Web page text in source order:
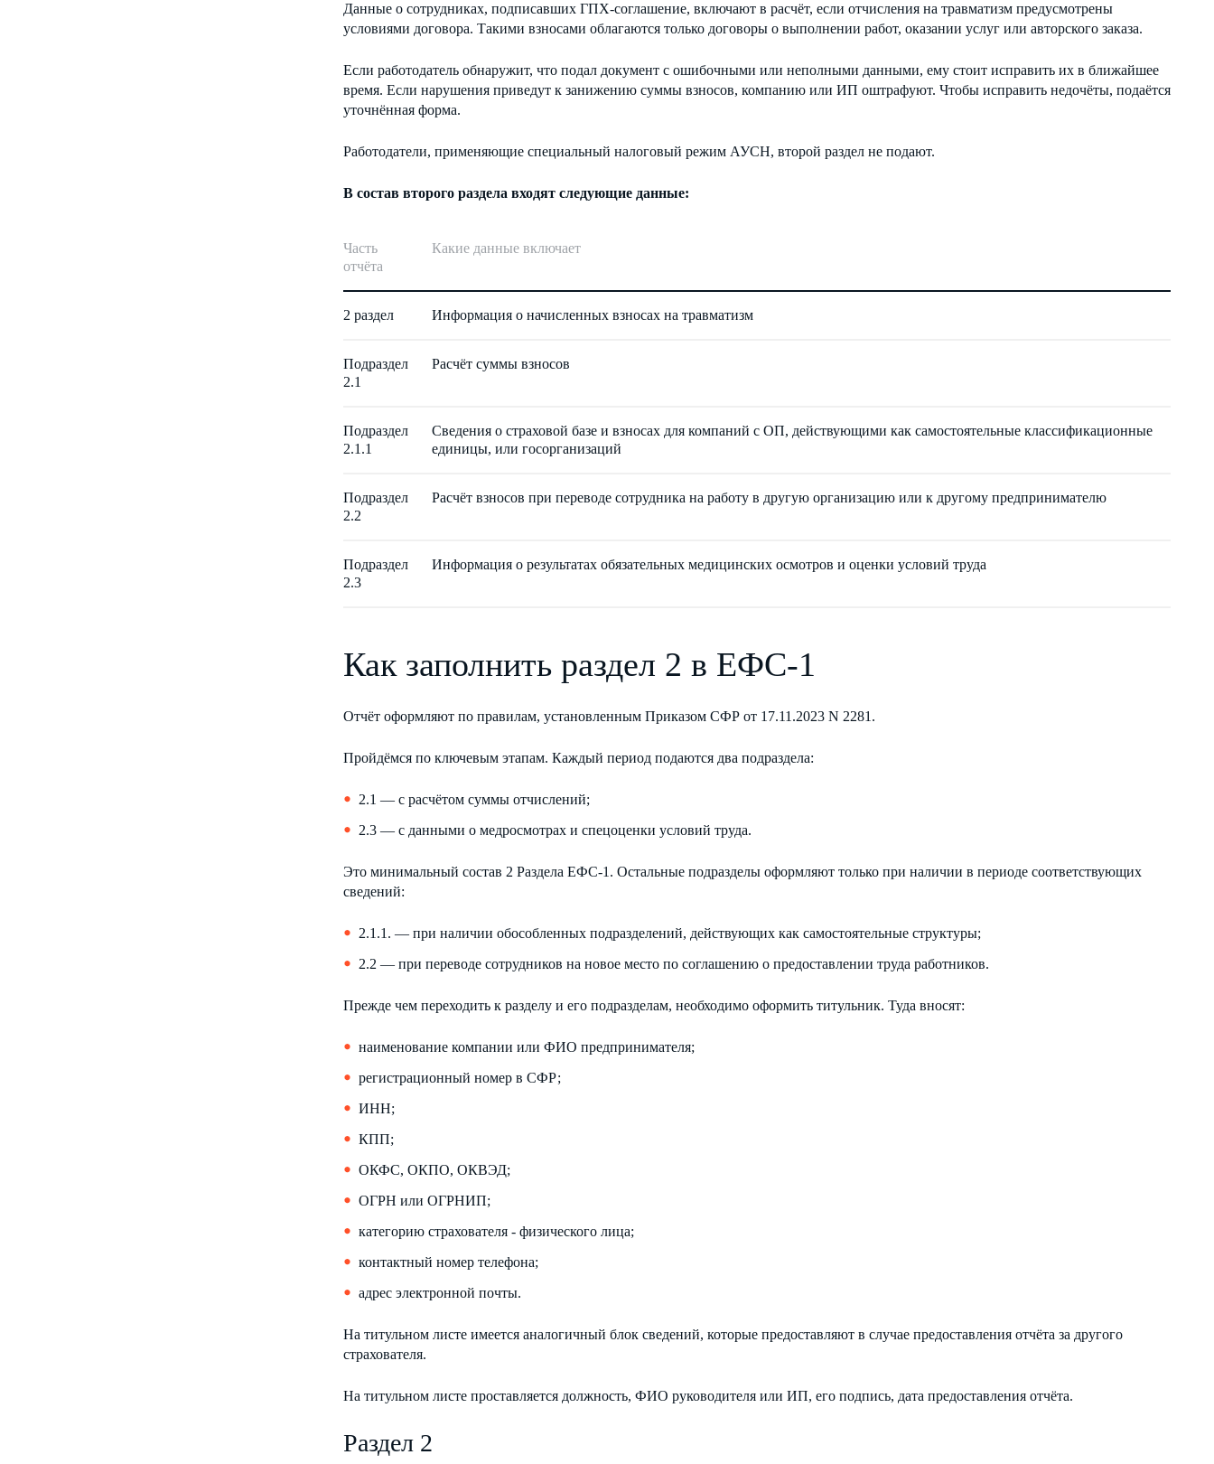
Данные о сотрудниках, подписавших ГПХ-соглашение, включают в расчёт, если отчисления на травматизм предусмотрены
условиями договора. Такими взносами облагаются только договоры о выполнении работ, оказании услуг или авторского заказа.
Если работодатель обнаружит, что подал документ с ошибочными или неполными данными, ему стоит исправить их в ближайшее
время. Если нарушения приведут к занижению суммы взносов, компанию или ИП оштрафуют. Чтобы исправить недочёты, подаётся
уточнённая форма.
Работодатели, применяющие специальный налоговый режим АУСН, второй раздел не подают.
В состав второго раздела входят следующие данные:
Часть
отчёта
Какие данные включает
2 раздел Информация о начисленных взносах на травматизм
Подраздел
2.1
Расчёт суммы взносов
Подраздел
2.1.1
Сведения о страховой базе и взносах для компаний с ОП, действующими как самостоятельные классификационные
единицы, или госорганизаций
Подраздел
2.2
Расчёт взносов при переводе сотрудника на работу в другую организацию или к другому предпринимателю
Подраздел
2.3
Информация о результатах обязательных медицинских осмотров и оценки условий труда
Как заполнить раздел 2 в ЕФС-1
Отчёт оформляют по правилам, установленным Приказом СФР от 17.11.2023 N 2281.
Пройдёмся по ключевым этапам. Каждый период подаются два подраздела:
2.1 — с расчётом суммы отчислений;
2.3 — с данными о медросмотрах и спецоценки условий труда.
Это минимальный состав 2 Раздела ЕФС-1. Остальные подразделы оформляют только при наличии в периоде соответствующих
сведений:
2.1.1. — при наличии обособленных подразделений, действующих как самостоятельные структуры;
2.2 — при переводе сотрудников на новое место по соглашению о предоставлении труда работников.
Прежде чем переходить к разделу и его подразделам, необходимо оформить титульник. Туда вносят:
наименование компании или ФИО предпринимателя;
регистрационный номер в СФР;
ИНН;
КПП;
ОКФС, ОКПО, ОКВЭД;
ОГРН или ОГРНИП;
категорию страхователя - физического лица;
контактный номер телефона;
адрес электронной почты.
На титульном листе имеется аналогичный блок сведений, которые предоставляют в случае предоставления отчёта за другого
страхователя.
На титульном листе проставляется должность, ФИО руководителя или ИП, его подпись, дата предоставления отчёта.
Раздел 2